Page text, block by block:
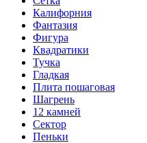
Калифорния
Фантазия
Фигура
Квадратики
Тучка
Гладкая
Плита пошаговая
Шагрень
12 камней
Сектор
Пеньки